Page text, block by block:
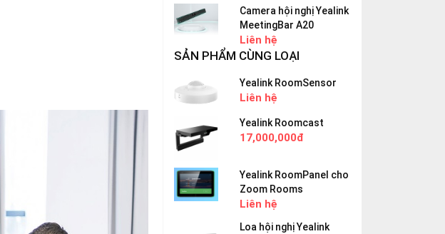
Camera hội nghị Yealink
MeetingBar A20
Liên hệ
SẢN PHẨM CÙNG LOẠI
Yealink RoomSensor
Liên hệ
Yealink Roomcast
17,000,000đ
Yealink RoomPanel cho
Zoom Rooms
Liên hệ
Loa hội nghị Yealink